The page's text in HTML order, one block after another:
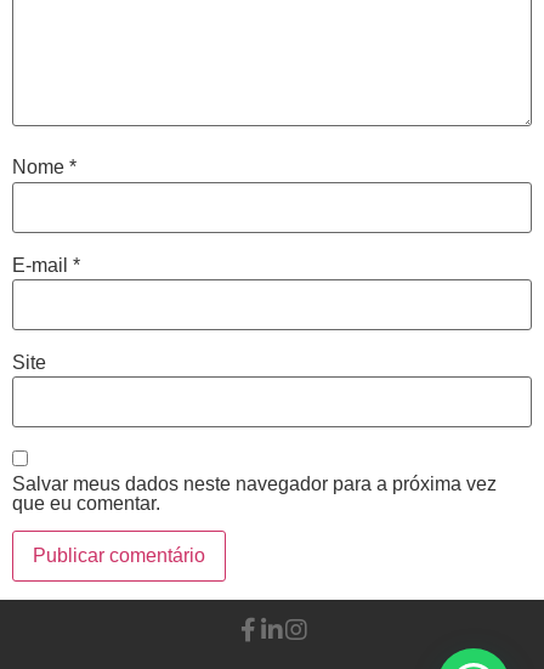
Nome *
E-mail *
Site
Salvar meus dados neste navegador para a próxima vez
que eu comentar.